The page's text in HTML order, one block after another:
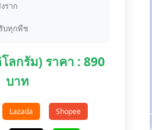
งราก
บทุกพืช
ลกรัม) ราคา : 890
บาท
Lazada Shopee